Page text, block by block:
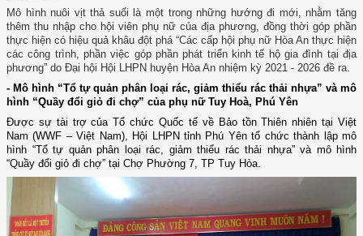
Mô hình nuôi vịt thả suối là một trong những hướng đi mới, nhằm tăng
thêm thu nhập cho hội viên phụ nữ của địa phương, đồng thời góp phần
thực hiện có hiệu quả khâu đột phá “Các cấp hội phụ nữ Hòa An thực hiện
các công trình, phần việc góp phần phát triển kinh tế hộ gia đình tại địa
phương” do Đại hội Hội LHPN huyện Hòa An nhiệm kỳ 2021 - 2026 đề ra.
- Mô hình “Tổ tự quản phân loại rác, giảm thiểu rác thải nhựa” và mô
hình “Quầy đổi giỏ đi chợ” của phụ nữ Tuy Hoà, Phú Yên
Được sự tài trợ của Tổ chức Quốc tế về Bảo tồn Thiên nhiên tại Việt
Nam (WWF – Việt Nam), Hội LHPN tỉnh Phú Yên tổ chức thành lập mô
hình “Tổ tự quản phân loại rác, giảm thiểu rác thải nhựa” và mô hình
“Quầy đổi giỏ đi chợ” tại Chợ Phường 7, TP Tuy Hòa.